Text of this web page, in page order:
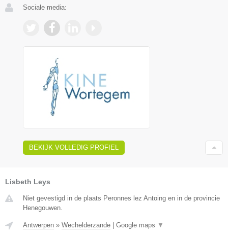
Sociale media:
BEKIJK VOLLEDIG PROFIEL
Lisbeth Leys
Niet gevestigd in de plaats Peronnes lez Antoing en in de provincie
Henegouwen.
Antwerpen » Wechelderzande Google maps ▼